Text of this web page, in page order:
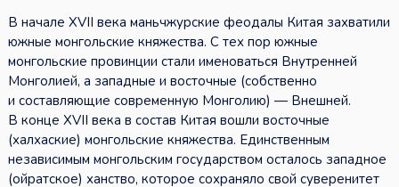
В начале XVII века маньчжурские феодалы Китая захватили
южные монгольские княжества. С тех пор южные
монгольские провинции стали именоваться Внутренней
Монголией, а западные и восточные (собственно
и составляющие современную Монголию) — Внешней.
В конце XVII века в состав Китая вошли восточные
(халхаские) монгольские княжества. Единственным
независимым монгольским государством осталось западное
(ойратское) ханство, которое сохраняло свой суверенитет